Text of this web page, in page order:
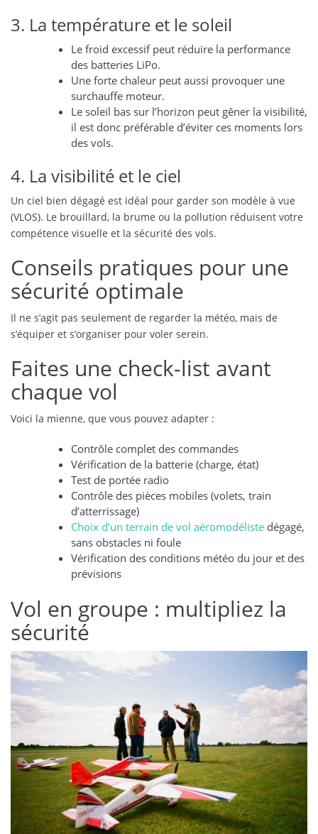
3. La température et le soleil
Le froid excessif peut réduire la performance
des batteries LiPo.
Une forte chaleur peut aussi provoquer une
surchauffe moteur.
Le soleil bas sur l’horizon peut gêner la visibilité,
il est donc préférable d’éviter ces moments lors
des vols.
4. La visibilité et le ciel
Un ciel bien dégagé est idéal pour garder son modèle à vue
(VLOS). Le brouillard, la brume ou la pollution réduisent votre
compétence visuelle et la sécurité des vols.
Conseils pratiques pour une
sécurité optimale
Il ne s’agit pas seulement de regarder la météo, mais de
s’équiper et s’organiser pour voler serein.
Faites une check-list avant
chaque vol
Voici la mienne, que vous pouvez adapter :
Contrôle complet des commandes
Vérification de la batterie (charge, état)
Test de portée radio
Contrôle des pièces mobiles (volets, train
d’atterrissage)
Choix d’un terrain de vol aéromodéliste dégagé,
sans obstacles ni foule
Vérification des conditions météo du jour et des
prévisions
Vol en groupe : multipliez la
sécurité